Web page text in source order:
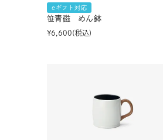
eギフト対応
笹青磁 めん鉢
¥6,600 税込